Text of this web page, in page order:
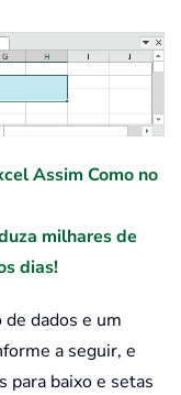
Assim Como no
milhares de
dias!
dados e um
a seguir, e
para baixo e setas